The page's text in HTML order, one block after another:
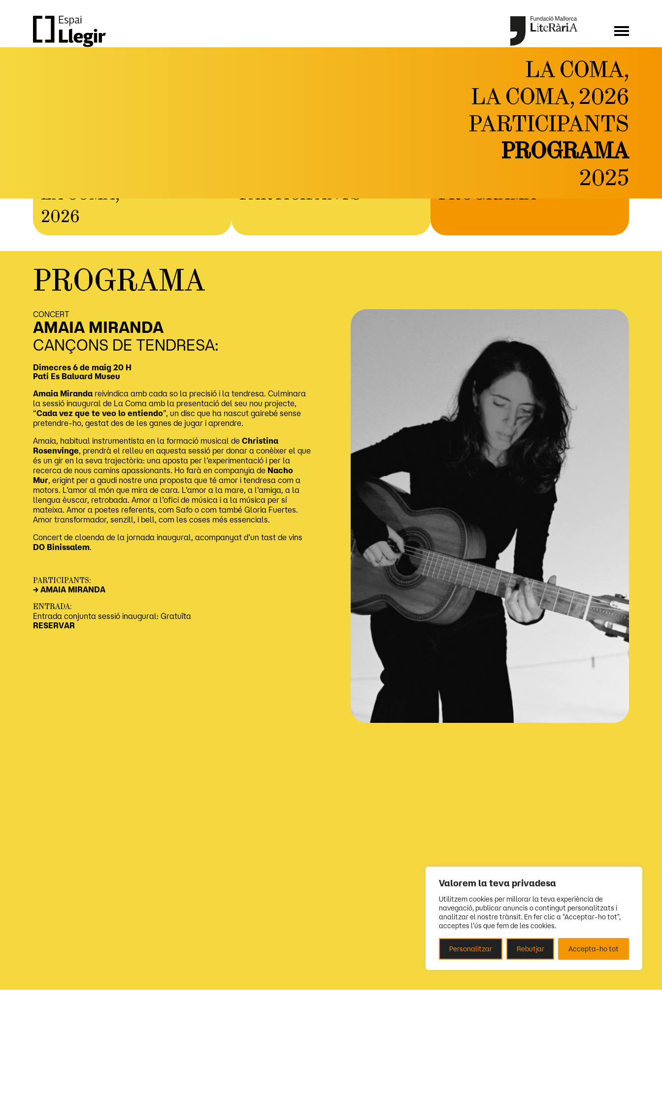
Valorem la teva privadesa
Utilitzem cookies per millorar la teva experiència de
navegació, publicar anuncis o contingut personalitzats i
analitzar el nostre trànsit. En fer clic a "Acceptar-ho tot",
acceptes l'ús que fem de les cookies.
Personalitzar Rebutjar Accepta-ho tot
LA COMA,
LA COMA, 2026
PARTICIPANTS
PROGRAMA
2025
LA COMA,
2026
PARTICIPANTS PROGRAMA
PROGRAMA
CONCERT
AMAIA MIRANDA
CANÇONS DE TENDRESA:
Dimecres 6 de maig 20 H
Pati Es Baluard Museu
Amaia Miranda reivindica amb cada so la precisió i la tendresa. Culminara
la sessió inaugural de La Coma amb la presentació del seu nou projecte,
“Cada vez que te veo lo entiendo”, un disc que ha nascut gairebé sense
pretendre-ho, gestat des de les ganes de jugar i aprendre.
Amaia, habitual instrumentista en la formació musical deChristina
Rosenvinge , prendrà el relleu en aquesta sessió per donar a conèixer el que
és un gir en la seva trajectòria: una aposta per l’experimentació i per la
recerca de nous camins apassionants. Ho farà en companyia de Nacho
Mur , erigint per a gaudi nostre una proposta que té amor i tendresa com a
motors. L’amor al món que mira de cara. L’amor a la mare, a l’amiga, a la
llengua èuscar, retrobada. Amor a l’ofici de música i a la música per sí
mateixa. Amor a poetes referents, com Safo o com també Gloria Fuertes.
Amor transformador, senzill, i bell, com les coses més essencials.
Concert de cloenda de la jornada inaugural, acompanyat d’un tast de vins
DO Binissalem
PARTICIPANTS:
→ AMAIA MIRANDA
ENTRADA:
Entrada conjunta sessió inaugural: Gratuïta
RESERVAR